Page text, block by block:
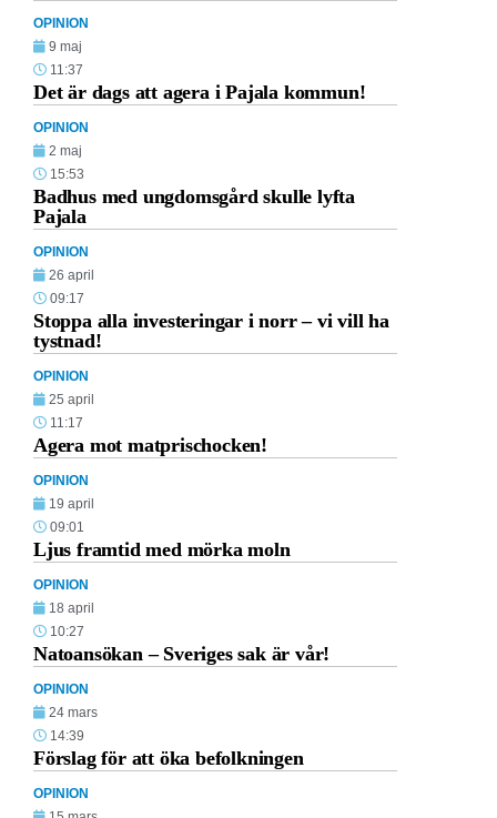
OPINION
9 maj
11:37
Det är dags att agera i Pajala kommun!
OPINION
2 maj
15:53
Badhus med ungdomsgård skulle lyfta
Pajala
OPINION
26 april
09:17
Stoppa alla investeringar i norr – vi vill ha
tystnad!
OPINION
25 april
11:17
Agera mot matprischocken!
OPINION
19 april
09:01
Ljus framtid med mörka moln
OPINION
18 april
10:27
Natoansökan – Sveriges sak är vår!
OPINION
24 mars
14:39
Förslag för att öka befolkningen
OPINION